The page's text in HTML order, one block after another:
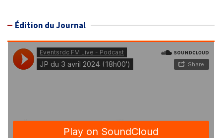
Édition du Journal